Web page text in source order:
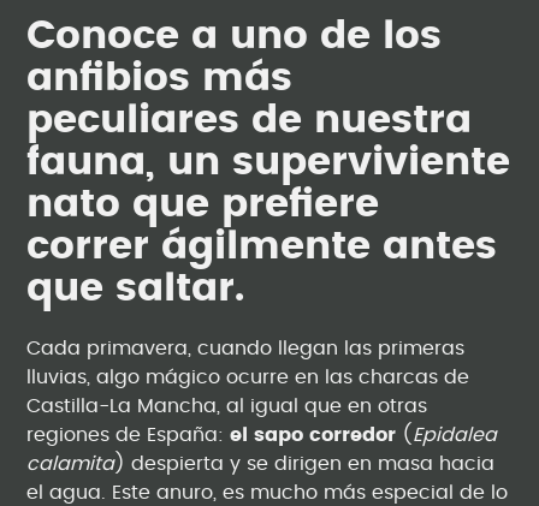
Conoce a uno de los
anfibios más
peculiares de nuestra
fauna, un superviviente
nato que prefiere
correr ágilmente antes
que saltar.
Cada primavera, cuando llegan las primeras
lluvias, algo mágico ocurre en las charcas de
Castilla-La Mancha, al igual que en otras
regiones de España:el sapo corredor ( Epidalea
calamita) despierta y se dirigen en masa hacia
el agua. Este anuro, es mucho más especial de lo